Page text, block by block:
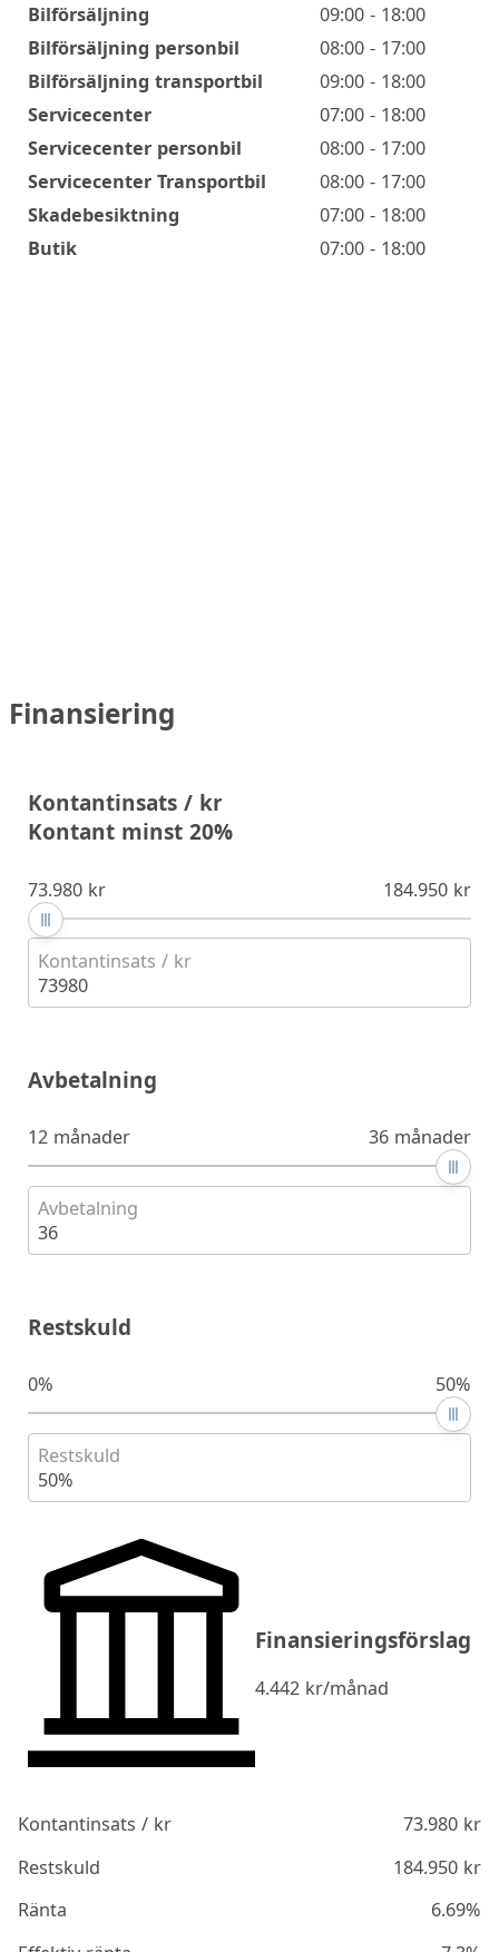
Öppettider
Bilförsäljning
09:00 - 18:00
Bilförsäljning personbil
08:00 - 17:00
Bilförsäljning transportbil
09:00 - 18:00
Servicecenter
07:00 - 18:00
Servicecenter personbil
08:00 - 17:00
Servicecenter Transportbil
08:00 - 17:00
Skadebesiktning
07:00 - 18:00
Butik
07:00 - 18:00
Finansiering
Kontantinsats / kr
Kontant minst 20%
73.980 kr 184.950 kr
Kontantinsats / kr
73980
Avbetalning
12 månader 36 månader
Avbetalning
36
Restskuld
0% 50%
Restskuld
50%
Finansieringsförslag
4.442 kr/månad
Kontantinsats / kr 73.980kr
Restskuld
184.950kr
Ränta
6.69%